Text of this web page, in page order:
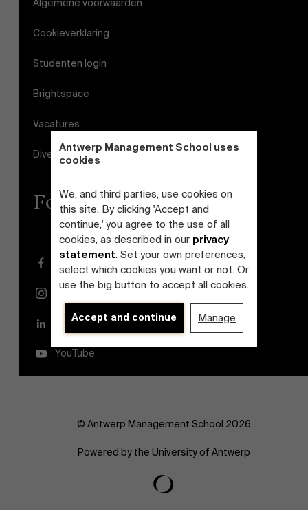
Antwerp Management School uses
cookies
We, and third parties, use cookies on
this site. By clicking 'Accept and
continue,' you agree to the use of all
cookies, as described in our privacy
statement. Set your own preferences,
select which cookies you want or not. Or
use the big button to accept all cookies.
Accept and continue Manage
Cookieverklaring
Studenten login
Brightspace
Vacatures
Diversiteits- en Inclusieplan
Follow us
Facebook
Instagram
LinkedIn
YouTube
© Antwerp Management School 2026
Powered by the University of Antwerp